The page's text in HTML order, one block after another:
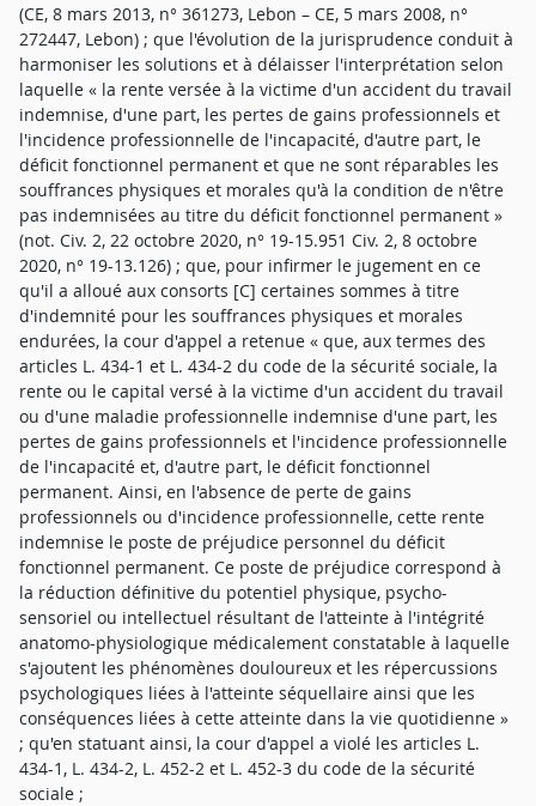
(CE, 8 mars 2013, n° 361273, Lebon – CE, 5 mars 2008, n°
272447, Lebon) ; que l'évolution de la jurisprudence conduit à
harmoniser les solutions et à délaisser l'interprétation selon
laquelle « la rente versée à la victime d'un accident du travail
indemnise, d'une part, les pertes de gains professionnels et
l'incidence professionnelle de l'incapacité, d'autre part, le
déficit fonctionnel permanent et que ne sont réparables les
souffrances physiques et morales qu'à la condition de n'être
pas indemnisées au titre du déficit fonctionnel permanent »
(not. Civ. 2, 22 octobre 2020, n° 19-15.951 Civ. 2, 8 octobre
2020, n° 19-13.126) ; que, pour infirmer le jugement en ce
qu'il a alloué aux consorts [C] certaines sommes à titre
d'indemnité pour les souffrances physiques et morales
endurées, la cour d'appel a retenue « que, aux termes des
articles L. 434-1 et L. 434-2 du code de la sécurité sociale, la
rente ou le capital versé à la victime d'un accident du travail
ou d'une maladie professionnelle indemnise d'une part, les
pertes de gains professionnels et l'incidence professionnelle
de l'incapacité et, d'autre part, le déficit fonctionnel
permanent. Ainsi, en l'absence de perte de gains
professionnels ou d'incidence professionnelle, cette rente
indemnise le poste de préjudice personnel du déficit
fonctionnel permanent. Ce poste de préjudice correspond à
la réduction définitive du potentiel physique, psycho-
sensoriel ou intellectuel résultant de l'atteinte à l'intégrité
anatomo-physiologique médicalement constatable à laquelle
s'ajoutent les phénomènes douloureux et les répercussions
psychologiques liées à l'atteinte séquellaire ainsi que les
conséquences liées à cette atteinte dans la vie quotidienne »
; qu'en statuant ainsi, la cour d'appel a violé les articles L.
434-1, L. 434-2, L. 452-2 et L. 452-3 du code de la sécurité
sociale ;